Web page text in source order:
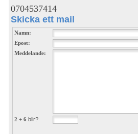
0704537414
Skicka ett mail
Namn:
Epost:
Meddelande:
2 + 6 blir?